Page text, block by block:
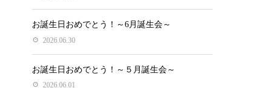
お誕生日おめでとう！～6月誕生会～
2026.06.30
お誕生日おめでとう！～５月誕生会～
2026.06.01